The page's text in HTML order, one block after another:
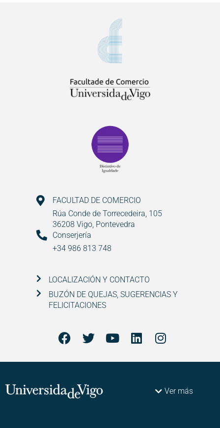
FACULTAD DE COMERCIO
Rúa Conde de Torrecedeira, 105
36208 Vigo, Pontevedra
Conserjería
+34 986 813 748
LOCALIZACIÓN Y CONTACTO
BUZÓN DE QUEJAS, SUGERENCIAS Y
FELICITACIONES
Ver más